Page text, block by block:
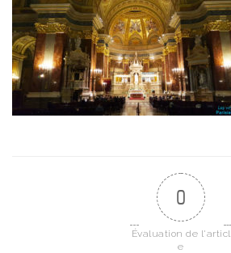
0
Évaluation de l'articl
e